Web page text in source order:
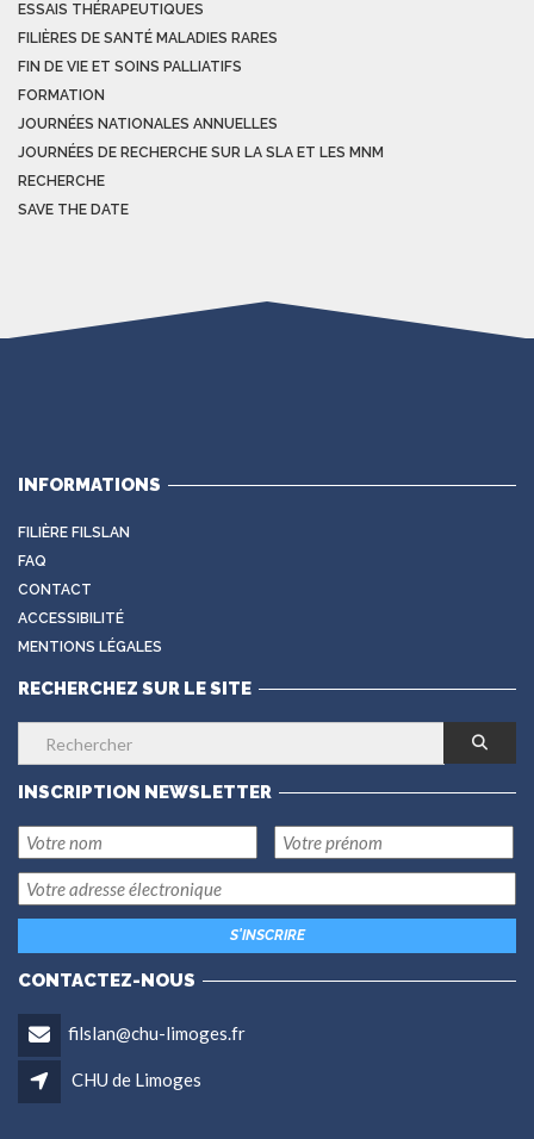
ESSAIS THÉRAPEUTIQUES
FILIÈRES DE SANTÉ MALADIES RARES
FIN DE VIE ET SOINS PALLIATIFS
FORMATION
JOURNÉES NATIONALES ANNUELLES
JOURNÉES DE RECHERCHE SUR LA SLA ET LES MNM
RECHERCHE
SAVE THE DATE
INFORMATIONS
FILIÈRE FILSLAN
FAQ
CONTACT
ACCESSIBILITÉ
MENTIONS LÉGALES
RECHERCHEZ SUR LE SITE
INSCRIPTION NEWSLETTER
CONTACTEZ-NOUS
filslan@chu-limoges.fr
CHU de Limoges